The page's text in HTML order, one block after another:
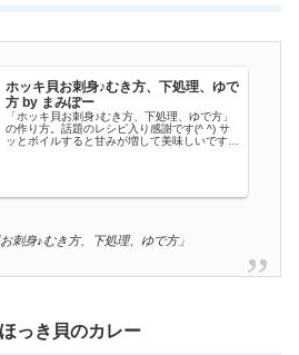
ホッキ貝お刺身♪むき方、下処理、ゆで
方 by まみぽー
「ホッキ貝お刺身♪むき方、下処理、ゆで方」
の作り方。話題のレシピ入り感謝です(^ ^) サ
ッとボイルすると甘みが増して美味しいです♪
刺身♪むき方、下処理、ゆで方」
っき貝のカレー